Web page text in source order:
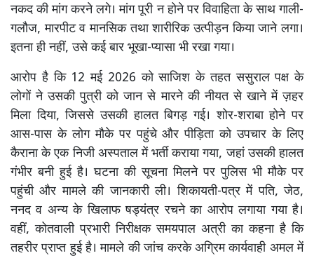
नकद की मांग करने लगे। मांग पूरी न होने पर विवाहिता के साथ गाली-
गलौज, मारपीट व मानसिक तथा शारीरिक उत्पीड़न किया जाने लगा।
इतना ही नहीं, उसे कई बार भूखा-प्यासा भी रखा गया।
आरोप है कि 12 मई 2026 को साजिश के तहत ससुराल पक्ष के
लोगों ने उसकी पुत्री को जान से मारने की नीयत से खाने में ज़हर
मिला दिया, जिससे उसकी हालत बिगड़ गई। शोर-शराबा होने पर
आस-पास के लोग मौके पर पहुंचे और पीड़िता को उपचार के लिए
कैराना के एक निजी अस्पताल में भर्ती कराया गया, जहां उसकी हालत
गंभीर बनी हुई है। घटना की सूचना मिलने पर पुलिस भी मौके पर
पहुंची और मामले की जानकारी ली। शिकायती-पत्र में पति, जेठ,
ननद व अन्य के खिलाफ षड्यंत्र रचने का आरोप लगाया गया है।
वहीं, कोतवाली प्रभारी निरीक्षक समयपाल अत्री का कहना है कि
तहरीर प्राप्त हुई है। मामले की जांच करके अग्रिम कार्यवाही अमल में